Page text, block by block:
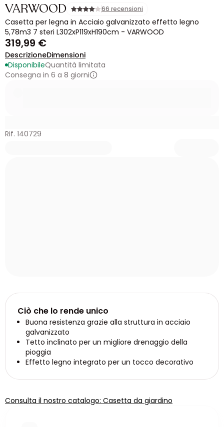
VARWOOD 66 recensioni
Casetta per legna in Acciaio galvanizzato effetto legno
5,78m3 7 steri L302xP119xH190cm - VARWOOD
319,99 €
DescrizioneDimensioni
DisponibileQuantità limitata
Consegna in 6 a 8 giorni
Rif. 140729
Ciò che lo rende unico
Buona resistenza grazie alla struttura in acciaio
galvanizzato
Tetto inclinato per un migliore drenaggio della
pioggia
Effetto legno integrato per un tocco decorativo
Consulta il nostro catalogo: Casetta da giardino